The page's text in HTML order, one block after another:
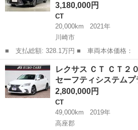
3,180,000円
CT
20,000km
2021年
川崎市
■ 支払総額: 328.1万円 ■ 車両本体価格： 3,180,000 円 ■ メーカ
ー名： レクサス ■ 車種名： ＣＴ ■ グ
ｈ バージョンＣ 認定中古車 Ｌ ＴＥＸ
リナビ ...
神奈川 川崎市 CT
レクサス ＣＴ ＣＴ
セーフティシステム
2,800,000円
CT
49,000km
2019年
高座郡